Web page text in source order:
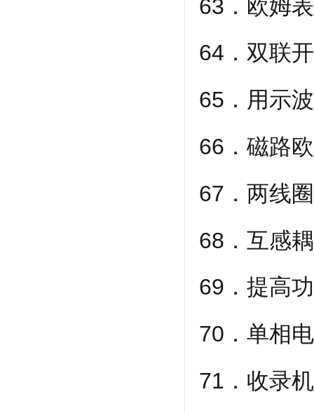
63．欧姆
64．双联
65．用示
66．磁路
67．两线
68．互感
69．提高
70．单相
71．收录